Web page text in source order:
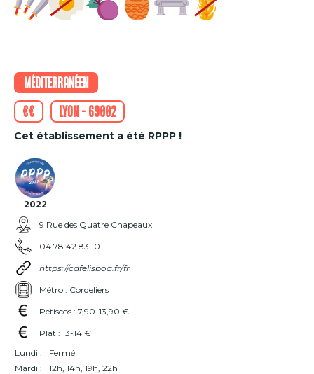
Méditerranéen
€€
Lyon - 69002
Cet établissement a été RPPP !
2022
9 Rue des Quatre Chapeaux
04 78 42 83 10
https://cafelisboa.fr/fr
Métro : Cordeliers
Petiscos : 7,90-13,90 €
Plat : 13-14 €
Lundi :
Fermé
Mardi :
12h, 14h, 19h, 22h